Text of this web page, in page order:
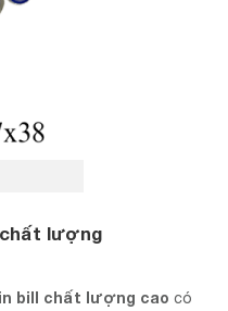
lượng
bill chất lượng cao có